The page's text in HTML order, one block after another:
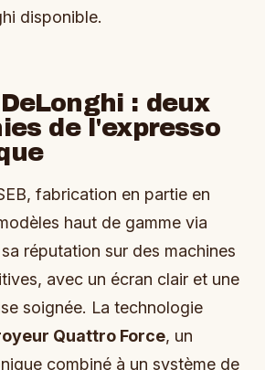
disponible.
: deux
de l'expresso
fabrication en partie en
haut de gamme via
réputation sur des machines
avec un écran clair et une
soignée. La technologie
Quattro Force, un
combiné à un système de